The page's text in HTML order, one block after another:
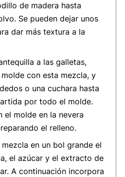
de madera hasta
Se pueden dejar unos
dar más textura a la
a las galletas,
con esta mezcla, y
o una cuchara hasta
por todo el molde.
el molde en la nevera
el relleno.
en un bol grande el
el azúcar y el extracto de
A continuación incorpora